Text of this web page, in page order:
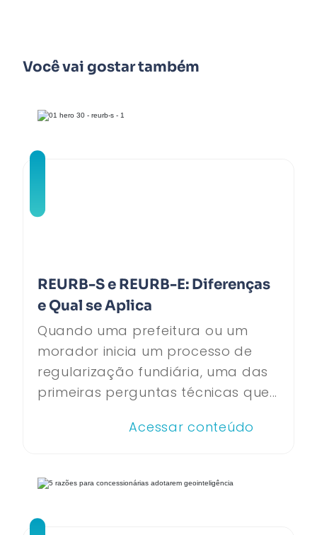
Você vai gostar também
REURB-S e REURB-E: Diferenças
e Qual se Aplica
Quando uma prefeitura ou um
morador inicia um processo de
regularização fundiária, uma das
primeiras perguntas técnicas que...
Acessar conteúdo